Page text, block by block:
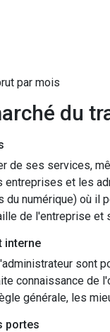
par mois
du
de ses services,
entreprises et les
du numérique) où il
de l'entreprise et
interne
sont
connaissance de
générale, les
portes